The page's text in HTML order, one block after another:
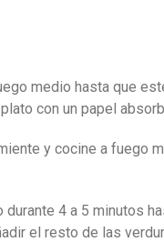
medio hasta que
con un papel
y cocine a fuego
4 a 5 minutos
el resto de las